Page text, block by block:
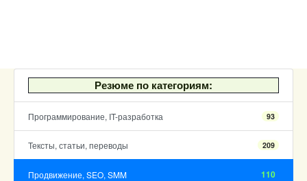
Резюме по категориям:
Программирование, IT-разработка 93
Тексты, статьи, переводы 209
Продвижение, SEO, SMM 110